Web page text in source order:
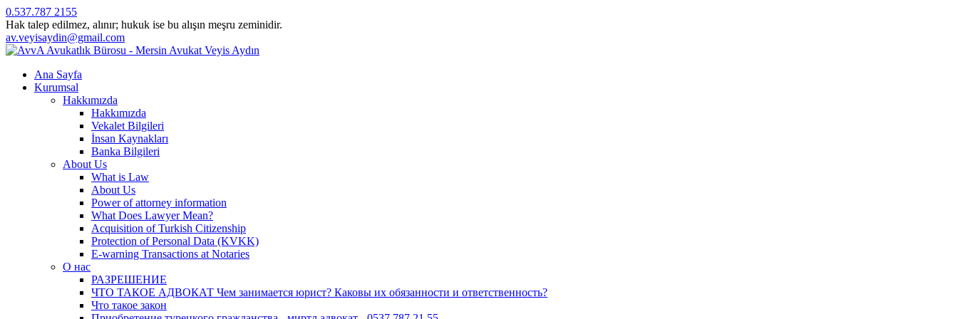
0.537.787 2155
Hak talep edilmez, alınır; hukuk ise bu alışın meşru zeminidir.
av.veyisaydin@gmail.com
Ana Sayfa
Kurumsal
Hakkımızda
Hakkımızda
Vekalet Bilgileri
İnsan Kaynakları
Banka Bilgileri
About Us
What is Law
About Us
Power of attorney information
What Does Lawyer Mean?
Acquisition of Turkish Citizenship
Protection of Personal Data (KVKK)
E-warning Transactions at Notaries
О нас
РАЗРЕШЕНИЕ
ЧТО ТАКОЕ АДВОКАТ Чем занимается юрист? Каковы их обязанности и ответственность?
Что такое закон